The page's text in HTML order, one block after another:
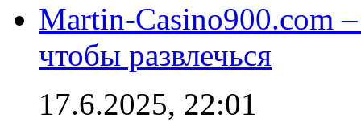
Martin-Casino900.com
чтобы развлечься
17.6.2025, 22:01